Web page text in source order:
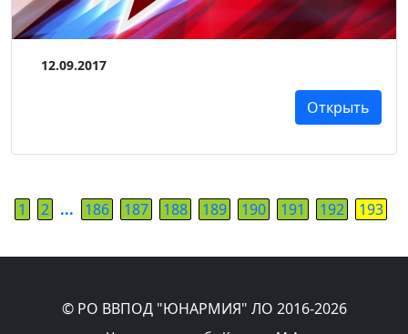
12.09.2017
Открыть
1 2 ... 186 187 188 189 190 191 192 193
© РО ВВПОД "ЮНАРМИЯ" ЛО 2016-2026